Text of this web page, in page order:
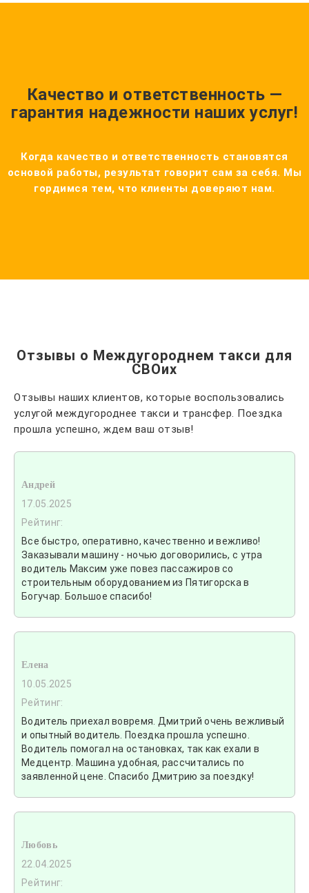
Качество и ответственность —
гарантия надежности наших услуг!
Когда качество и ответственность становятся
основой работы, результат говорит сам за себя. Мы
гордимся тем, что клиенты доверяют нам.
Отзывы о Междугороднем такси для
СВОих
Отзывы наших клиентов, которые воспользовались
услугой междугороднее такси и трансфер. Поездка
прошла успешно, ждем ваш отзыв!
Андрей
17.05.2025
Рейтинг:
Все быстро, оперативно, качественно и вежливо!
Заказывали машину - ночью договорились, с утра
водитель Максим уже повез пассажиров со
строительным оборудованием из Пятигорска в
Богучар. Большое спасибо!
Елена
10.05.2025
Рейтинг:
Водитель приехал вовремя. Дмитрий очень вежливый
и опытный водитель. Поездка прошла успешно.
Водитель помогал на остановках, так как ехали в
Медцентр. Машина удобная, рассчитались по
заявленной цене. Спасибо Дмитрию за поездку!
Любовь
22.04.2025
Рейтинг: